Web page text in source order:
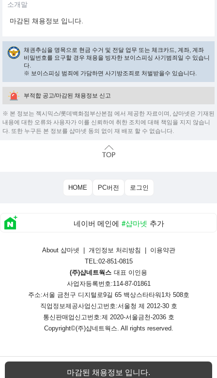
소개말
마감된 채용정보 입니다.
채권추심을 명목으로 현금 수거 및 전달 업무 또는 체크카드, 계좌, 계좌
비밀번호를 요구할 경우 채용을 빙자한 보이스피싱 사기범죄일 수 있습니
다.
※ 보이스피싱 범죄에 가담하면 사기방조죄로 처벌받을수 있습니다.
부적합 공고/마감된 채용정보 신고
※ 본 정보는 젝시믹스/롯데백화점부산본점 에서 제공한 자료이며, 샵마넷은 기재된
내용에 대한 오류와 사용자가 이를 신뢰하여 취한 조치에 대해 책임을 지지 않습니
다. 또한 누구든 본 정보를 샵마넷 동의 없이 재 배포 할 수 없습니다.
마감된 채용정보 입니다.
HOME PC버전 로그인
네이버 메인에 #샵마넷 추가
About 샵마넷 개인정보 처리방침
이용약관
TEL:02-851-0815
(주)샵네트웍스 대표 이인용
사업자등록번호:114-87-01861
주소:서울 금천구 디지털로9길 65 백상스타타워1차 508호
직업정보제공사업신고번호:서울청 제 2012-30 호
통신판매업신고번호:제 2020-서울금천-2036 호
Copyright©(주)샵네트웍스. All rights reserved.